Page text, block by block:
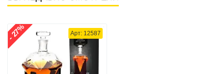
Арт: 12587
- 27%